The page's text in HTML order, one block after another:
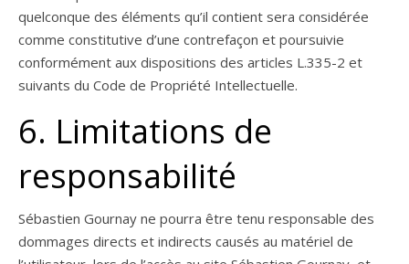
quelconque des éléments qu’il contient sera considérée
comme constitutive d’une contrefaçon et poursuivie
conformément aux dispositions des articles L.335-2 et
suivants du Code de Propriété Intellectuelle.
6. Limitations de
responsabilité
Sébastien Gournay ne pourra être tenu responsable des
dommages directs et indirects causés au matériel de